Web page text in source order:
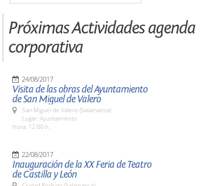
Próximas Actividades agenda
corporativa
24/08/2017
Visita de las obras del Ayuntamiento
de San Miguel de Valero
San Miguel de Valero (Salamanca)
Lugar: Ayuntamiento
Hora: 12:00 h.
22/08/2017
Inauguración de la XX Feria de Teatro
de Castilla y León